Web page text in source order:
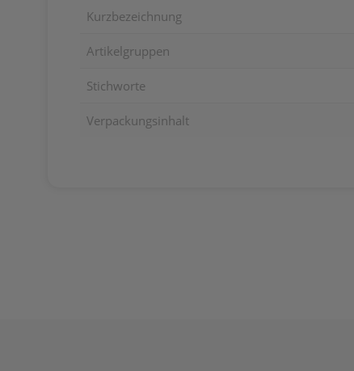
Kurzbezeichnung
Artikelgruppen
Stichworte
Verpackungsinhalt